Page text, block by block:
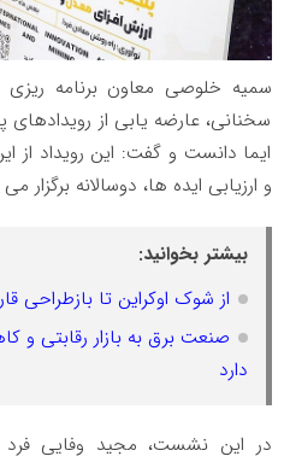
سمیه خلوصی معاون برنامه ریزی
سخنانی، عارضه یابی از
ایما دانست و گفت: این رویداد
و ارزیابی ایده ها، دوسالانه برگزار
بیشتر بخوانید:
از شوک اوکراین تا بازطراحی
صنعت برق به بازار رقابتی
دارد
در این نشست، مجید وفایی